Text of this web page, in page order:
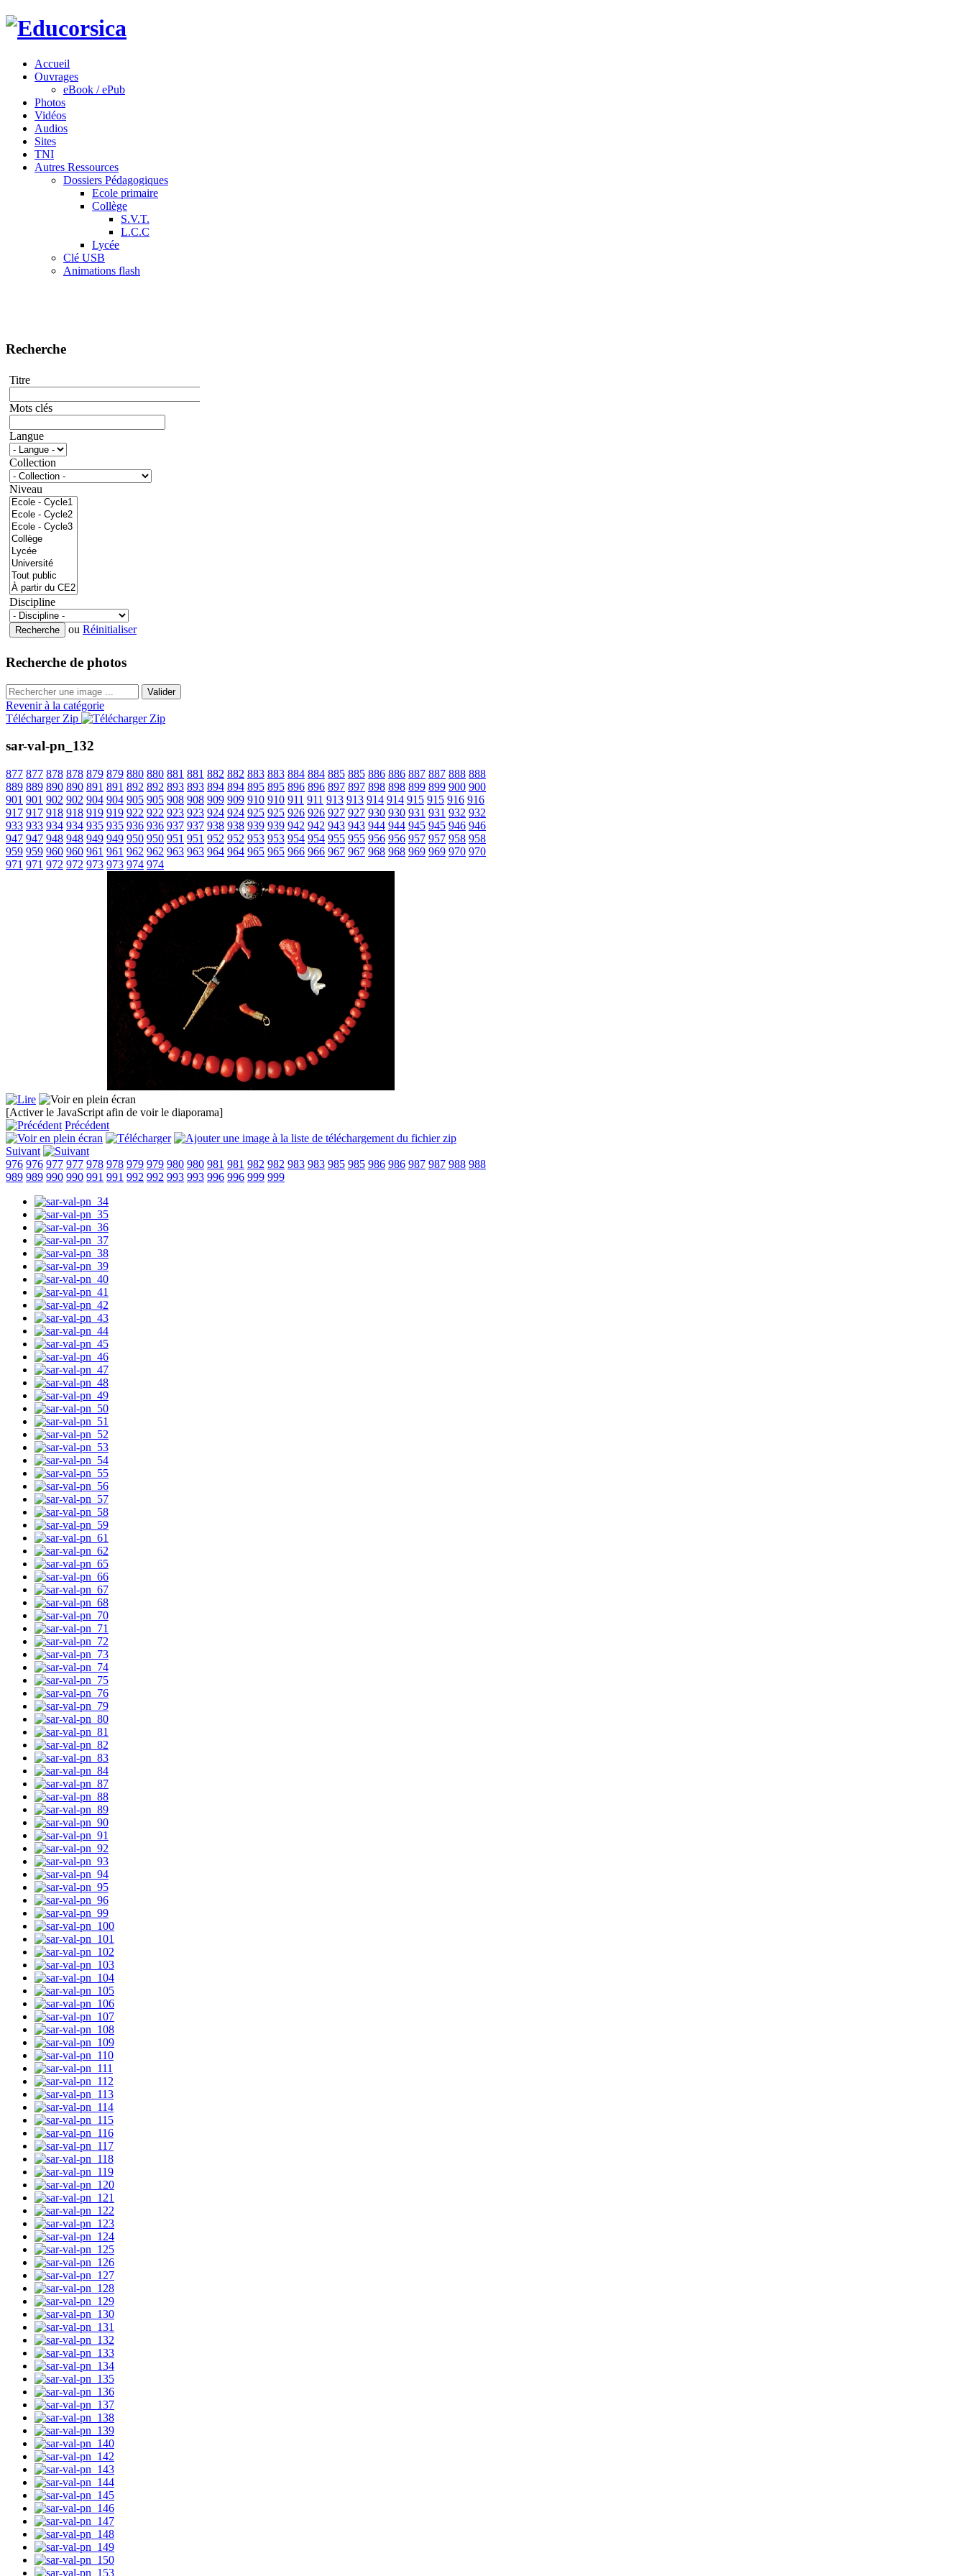
Accueil
Ouvrages
eBook / ePub
Photos
Vidéos
Audios
Sites
TNI
Autres Ressources
Dossiers Pédagogiques
Ecole primaire
Collège
S.V.T.
L.C.C
Lycée
Clé USB
Animations flash
Recherche
Titre
Mots clés
Langue
Collection
Niveau
Discipline
ou Réinitialiser
Recherche de photos
Valider
Revenir à la catégorie
Télécharger Zip
sar-val-pn_132
877 877 878 878 879 879 880 880 881 881 882 882 883 883 884 884 885 885 886 886 887 887 888 888
889 889 890 890 891 891 892 892 893 893 894 894 895 895 896 896 897 897 898 898 899 899 900 900
901 901 902 902 904 904 905 905 908 908 909 909 910 910 911 911 913 913 914 914 915 915 916 916
917 917 918 918 919 919 922 922 923 923 924 924 925 925 926 926 927 927 930 930 931 931 932 932
933 933 934 934 935 935 936 936 937 937 938 938 939 939 942 942 943 943 944 944 945 945 946 946
947 947 948 948 949 949 950 950 951 951 952 952 953 953 954 954 955 955 956 956 957 957 958 958
959 959 960 960 961 961 962 962 963 963 964 964 965 965 966 966 967 967 968 968 969 969 970 970
971 971 972 972 973 973 974 974
[Activer le JavaScript afin de voir le diaporama]
Précédent
Suivant
976 976 977 977 978 978 979 979 980 980 981 981 982 982 983 983 985 985 986 986 987 987 988 988
989 989 990 990 991 991 992 992 993 993 996 996 999 999